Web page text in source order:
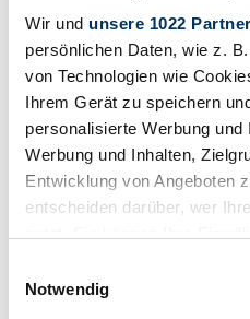
Wir und unsere 1022 Partner
persönlichen Daten, wie z.
von Technologien wie
Ihrem Gerät zu speichern
personalisierte Werbung
Werbung und Inhalten,
Entwicklung von Angeboten
entscheiden darüber, wer
Trigger Symbol ändern oder
Notwendig
Venditore